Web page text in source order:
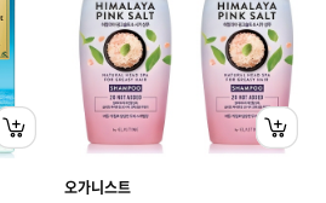
오가니스트